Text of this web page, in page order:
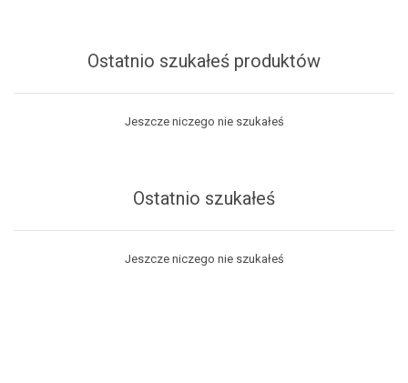
Ostatnio szukałeś produktów
Jeszcze niczego nie szukałeś
Ostatnio szukałeś
Jeszcze niczego nie szukałeś